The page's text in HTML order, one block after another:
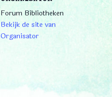
Forum Bibliotheken
Bekijk de site van
Organisator